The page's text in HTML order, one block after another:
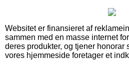
Websitet er finansieret af
sammen med en masse internet
deres produkter, og tjener honorar
vores hjemmeside foretager et